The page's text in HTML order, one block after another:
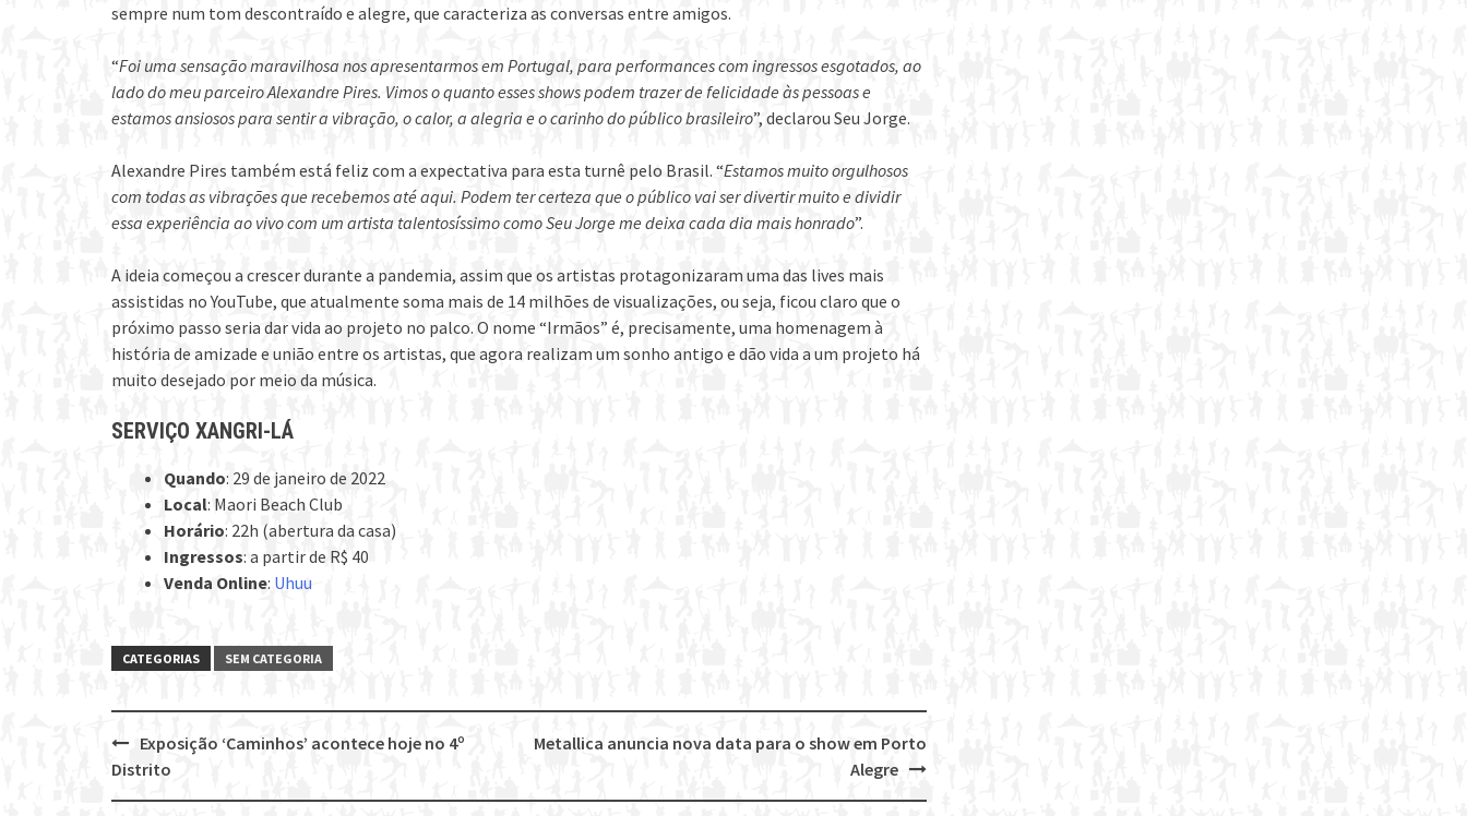
sempre num tom descontraído e alegre, que caracteriza as conversas entre amigos.
“Foi uma sensação maravilhosa nos apresentarmos em Portugal, para performances com ingressos esgotados, ao
lado do meu parceiro Alexandre Pires. Vimos o quanto esses shows podem trazer de felicidade às pessoas e
estamos ansiosos para sentir a vibração, o calor, a alegria e o carinho do público brasileiro”, declarou Seu Jorge.
Alexandre Pires também está feliz com a expectativa para esta turnê pelo Brasil. “Estamos muito orgulhosos
com todas as vibrações que recebemos até aqui. Podem ter certeza que o público vai ser divertir muito e dividir
essa experiência ao vivo com um artista talentosíssimo como Seu Jorge me deixa cada dia mais honrado”.
A ideia começou a crescer durante a pandemia, assim que os artistas protagonizaram uma das lives mais
assistidas no YouTube, que atualmente soma mais de 14 milhões de visualizações, ou seja, ficou claro que o
próximo passo seria dar vida ao projeto no palco. O nome “Irmãos” é, precisamente, uma homenagem à
história de amizade e união entre os artistas, que agora realizam um sonho antigo e dão vida a um projeto há
muito desejado por meio da música.
SERVIÇO XANGRI-LÁ
Quando: 29 de janeiro de 2022
Local: Maori Beach Club
Horário: 22h (abertura da casa)
Ingressos: a partir de R$ 40
Venda Online: Uhuu
CATEGORIAS SEM CATEGORIA
Post
navigation
Metallica anuncia nova data para o show em Porto
Alegre
Exposição ‘Caminhos’ acontece hoje no 4º
Distrito